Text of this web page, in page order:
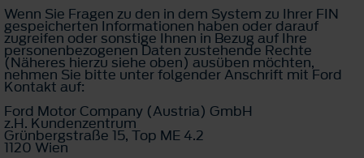
Wenn Sie Fragen zu den in dem System zu Ihrer FIN
gespeicherten Informationen haben oder darauf
zugreifen oder sonstige Ihnen in Bezug auf Ihre
personenbezogenen Daten zustehende Rechte
(Näheres hierzu siehe oben) ausüben möchten,
nehmen Sie bitte unter folgender Anschrift mit Ford
Kontakt auf:
Ford Motor Company (Austria) GmbH
z.H. Kundenzentrum
Grünbergstraße 15, Top ME 4.2
1120 Wien